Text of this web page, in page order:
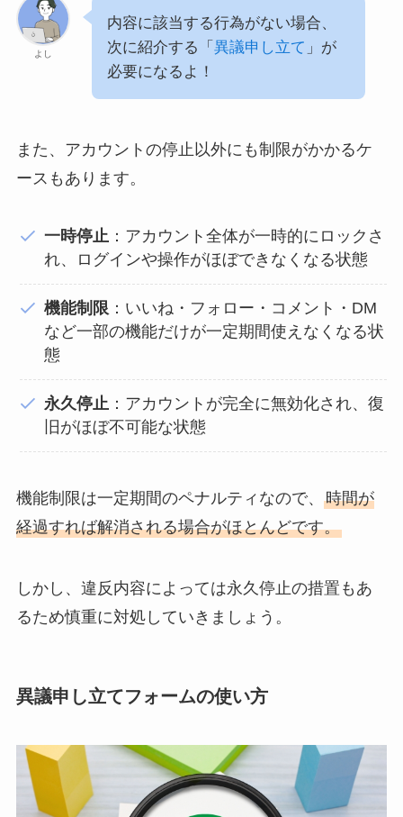
よし
内容に該当する行為がない場合、
次に紹介する「 異議申し立て 」が
必要になるよ！
また、アカウントの停止以外にも制限がかかるケ
ースもあります。
一時停止 ：アカウント全体が一時的にロックさ
れ、ログインや操作がほぼできなくなる状態
機能制限 ：いいね・フォロー・コメント・DM
など一部の機能だけが一定期間使えなくなる状
態
永久停止 ：アカウントが完全に無効化され、復
旧がほぼ不可能な状態
機能制限は一定期間のペナルティなので、 時間が
経過すれば解消される場合がほとんどです。
しかし、違反内容によっては永久停止の措置もあ
るため慎重に対処していきましょう。
異議申し立てフォームの使い方